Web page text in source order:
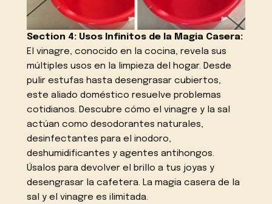
Section 4: Usos Infinitos de la Magia Casera:
El vinagre, conocido en la cocina, revela sus
múltiples usos en la limpieza del hogar. Desde
pulir estufas hasta desengrasar cubiertos,
este aliado doméstico resuelve problemas
cotidianos. Descubre cómo el vinagre y la sal
actúan como desodorantes naturales,
desinfectantes para el inodoro,
deshumidificantes y agentes antihongos.
Úsalos para devolver el brillo a tus joyas y
desengrasar la cafetera. La magia casera de la
sal y el vinagre es ilimitada.